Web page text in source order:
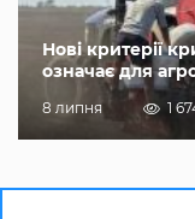
Нові критерії
означає для
8 липня 1